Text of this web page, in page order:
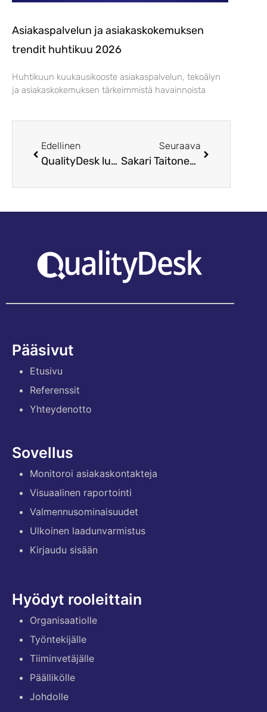
Asiakaspalvelun ja asiakaskokemuksen
trendit huhtikuu 2026
Huhtikuun kuukausikooste asiakaspalvelun, tekoälyn
ja asiakaskokemuksen tärkeimmistä havainnoista
Edellinen
QualityDesk lukuina 2018
Seuraava
Sakari Taitonen QualityDeskin toimitusjohtajaksi 01.09.2021 alkaen
Pääsivut
Etusivu
Referenssit
Yhteydenotto
Sovellus
Monitoroi asiakaskontakteja
Visuaalinen raportointi
Valmennusominaisuudet
Ulkoinen laadunvarmistus
Kirjaudu sisään
Hyödyt rooleittain
Organisaatiolle
Työntekijälle
Tiiminvetäjälle
Päällikölle
Johdolle